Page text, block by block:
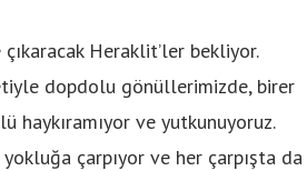
Heraklit’ler bekliyor.
dopdolu gönüllerimizde, birer
haykıramıyor ve yutkunuyoruz.
çarpıyor ve her çarpışta da